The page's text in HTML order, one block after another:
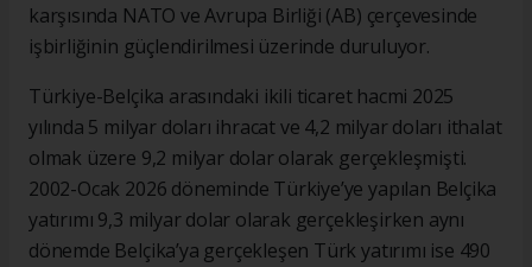
karşısında NATO ve Avrupa Birliği (AB) çerçevesinde
işbirliğinin güçlendirilmesi üzerinde duruluyor.
Türkiye-Belçika arasındaki ikili ticaret hacmi 2025
yılında 5 milyar doları ihracat ve 4,2 milyar doları ithalat
olmak üzere 9,2 milyar dolar olarak gerçekleşmişti.
2002-Ocak 2026 döneminde Türkiye’ye yapılan Belçika
yatırımı 9,3 milyar dolar olarak gerçekleşirken aynı
dönemde Belçika’ya gerçekleşen Türk yatırımı ise 490